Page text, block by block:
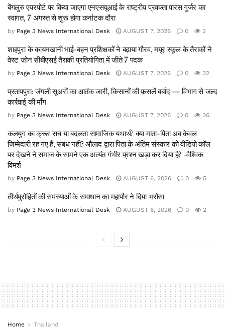
बेंगलुरु एयरपोर्ट पर किया जाएगा एनएसयूआई के राष्ट्रीय प्रवक्ता पारस गुर्जर का
स्वागत, 7 अगस्त से शुरू होगा कर्नाटक दौरा
by Page 3 News International Desk AUGUST 7, 2026 0 2
शाहपुरा के कायमखानी भाई-बहन प्रशिक्षकों ने बढ़ाया गौरव, मयूर स्कूल के तैराकों ने
वेस्ट ज़ोन सीबीएसई तैराकी प्रतियोगिता में जीते 7 पदक
by Page 3 News International Desk AUGUST 7, 2026 0 32
प्रतापपुरा: जंगली सूअरों का आतंक जारी, किसानों की फ़सलें बर्बाद — विभाग से जल्द
कार्रवाई की माँग
by Page 3 News International Desk AUGUST 7, 2026 0 36
कलयुग का क्रूर सच या बदलता सामाजिक यथार्थ? क्या माता-पिता अब केवल
जिम्मेदारी रह गए हैं, संबंध नहीं? औलाद द्वारा पिता क़े अंतिम संस्कार को वीडियो कॉल
पर देखने ने समाज के सामने एक अत्यंत गंभीर प्रश्न खड़ा कर दिया है? -वैश्विक
विमर्श
by Page 3 News International Desk AUGUST 6, 2026 0 5
तीर्थपुरोहितों की समस्याओं के समाधान का महापौर ने दिया भरोसा
by Page 3 News International Desk AUGUST 6, 2026 0 2
Home Thailand